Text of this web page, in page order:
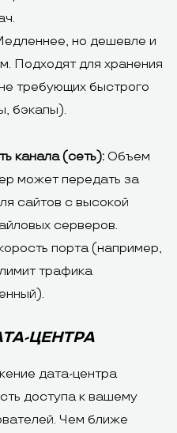
но дешевле и
Подходят для хранения
требующих быстрого
бэкапы).
канала (сеть): Объем
может передать за
сайтов с высокой
серверов.
порта (например,
трафика
ЦЕНТРА
дата-центра
доступа к вашему
Чем ближе